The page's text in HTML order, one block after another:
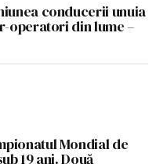
conducerii unuia
operatori din lume –
Mondial de
19 ani. Două